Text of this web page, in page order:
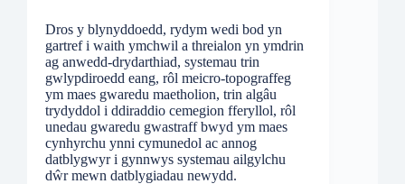
Dros y blynyddoedd, rydym wedi bod yn
gartref i waith ymchwil a threialon yn ymdrin
ag anwedd-drydarthiad, systemau trin
gwlypdiroedd eang, rôl meicro-topograffeg
ym maes gwaredu maetholion, trin algâu
trydyddol i ddiraddio cemegion fferyllol, rôl
unedau gwaredu gwastraff bwyd ym maes
cynhyrchu ynni cymunedol ac annog
datblygwyr i gynnwys systemau ailgylchu
dŵr mewn datblygiadau newydd.